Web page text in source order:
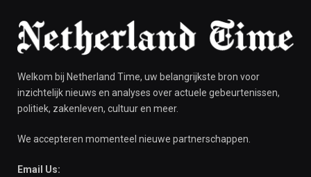
Welkom bij Netherland Time, uw belangrijkste bron voor
inzichtelijk nieuws en analyses over actuele gebeurtenissen,
politiek, zakenleven, cultuur en meer.
We accepteren momenteel nieuwe partnerschappen.
Email Us: